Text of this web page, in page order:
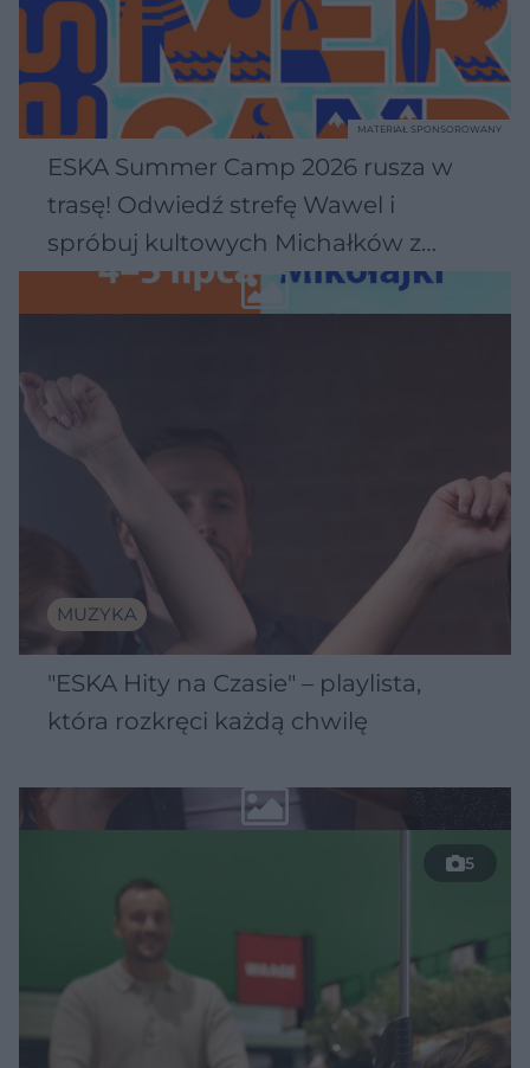
ESKA Summer Camp 2026 rusza w
trasę! Odwiedź strefę Wawel i
spróbuj kultowych Michałków z
Wawelu
MATERIAŁ SPONSOROWANY
MUZYKA
"ESKA Hity na Czasie" – playlista,
która rozkręci każdą chwilę
5